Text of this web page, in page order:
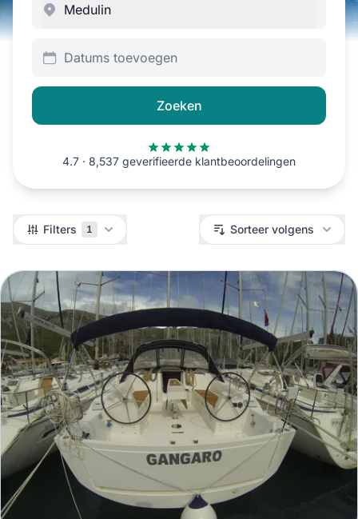
Datums toevoegen
Zoeken
4.7 · 8,537 geverifieerde klantbeoordelingen
Filters Filters 1 Sorteer volgens